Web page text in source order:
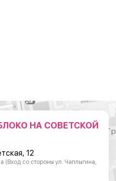
НА СОВЕТСКОЙ
12
(Вход со стороны ул. Чаплыгина,